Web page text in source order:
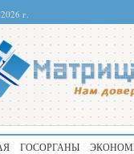
г.
ГОСОРГАНЫ